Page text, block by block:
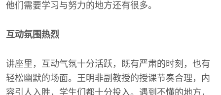
他们需要学习与努力的地方还有很多。
互动氛围热烈
讲座里，互动气氛十分活跃，既有严肃的时刻，也有
轻松幽默的场面。王明非副教授的授课节奏合理，内
容引人入胜，学生们都十分投入。遇到不懂的地方，